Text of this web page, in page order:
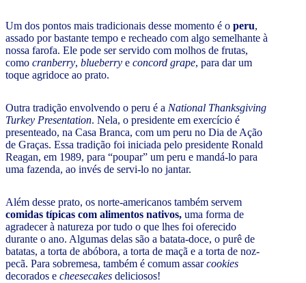
Um dos pontos mais tradicionais desse momento é o peru,
assado por bastante tempo e recheado com algo semelhante à
nossa farofa. Ele pode ser servido com molhos de frutas,
como cranberry, blueberry e concord grape, para dar um
toque agridoce ao prato.
Outra tradição envolvendo o peru é a National Thanksgiving
Turkey Presentation. Nela, o presidente em exercício é
presenteado, na Casa Branca, com um peru no Dia de Ação
de Graças. Essa tradição foi iniciada pelo presidente Ronald
Reagan, em 1989, para “poupar” um peru e mandá-lo para
uma fazenda, ao invés de servi-lo no jantar.
Além desse prato, os norte-americanos também servem
comidas típicas com alimentos nativos, uma forma de
agradecer à natureza por tudo o que lhes foi oferecido
durante o ano. Algumas delas são a batata-doce, o purê de
batatas, a torta de abóbora, a torta de maçã e a torta de noz-
pecã. Para sobremesa, também é comum assarcookies
decorados e cheesecakes deliciosos!